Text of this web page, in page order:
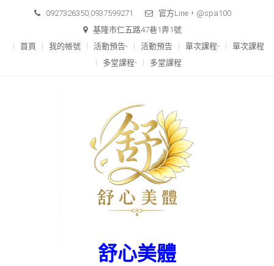
content
0927326350,0937599271
官方Line，@spa100
基隆市仁五路47巷1弄1號
首頁
我的帳號 活動預告- 活動預告 單次課程-
單次課程
多堂課程-
多堂課程
舒心美體